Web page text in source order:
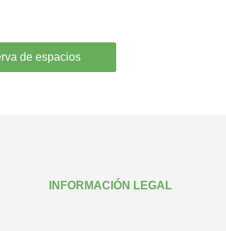
de espacios
INFORMACIÓN LEGAL